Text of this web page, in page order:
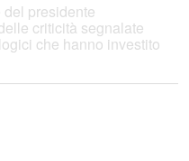
presidente
criticità segnalate
che hanno investito